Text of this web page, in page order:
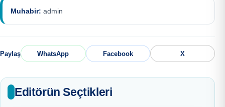
Muhabir: admin
Paylaş WhatsApp Facebook X
Editörün Seçtikleri